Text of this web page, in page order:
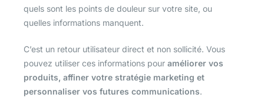
quels sont les points de douleur sur votre site, ou
quelles informations manquent.
C’est un retour utilisateur direct et non sollicité. Vous
pouvez utiliser ces informations pour améliorer vos
produits, affiner votre stratégie marketing et
personnaliser vos futures communications.